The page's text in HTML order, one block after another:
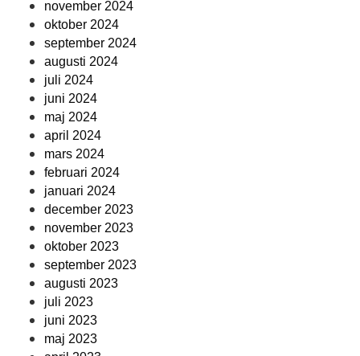
november 2024
oktober 2024
september 2024
augusti 2024
juli 2024
juni 2024
maj 2024
april 2024
mars 2024
februari 2024
januari 2024
december 2023
november 2023
oktober 2023
september 2023
augusti 2023
juli 2023
juni 2023
maj 2023